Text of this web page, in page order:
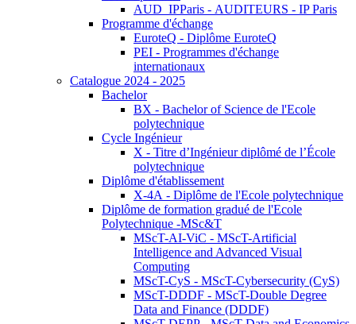
AUD_IPParis - AUDITEURS - IP Paris
Programme d'échange
EuroteQ - Diplôme EuroteQ
PEI - Programmes d'échange
internationaux
Catalogue 2024 - 2025
Bachelor
BX - Bachelor of Science de l'Ecole
polytechnique
Cycle Ingénieur
X - Titre d’Ingénieur diplômé de l’École
polytechnique
Diplôme d'établissement
X-4A - Diplôme de l'Ecole polytechnique
Diplôme de formation gradué de l'Ecole
Polytechnique -MSc&T
MScT-AI-ViC - MScT-Artificial
Intelligence and Advanced Visual
Computing
MScT-CyS - MScT-Cybersecurity (CyS)
MScT-DDDF - MScT-Double Degree
Data and Finance (DDDF)